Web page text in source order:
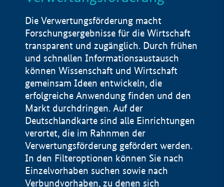
Die Verwertungsförderung macht
Forschungsergebnisse für die Wirtschaft
transparent und zugänglich. Durch frühen
und schnellen Informationsaustausch
können Wissenschaft und Wirtschaft
gemeinsam Ideen entwickeln, die
erfolgreiche Anwendung finden und den
Markt durchdringen. Auf der
Deutschlandkarte sind alle Einrichtungen
verortet, die im Rahnmen der
Verwertungsförderung gefördert werden.
In den Filteroptionen können Sie nach
Einzelvorhaben suchen sowie nach
Verbundvorhaben, zu denen sich